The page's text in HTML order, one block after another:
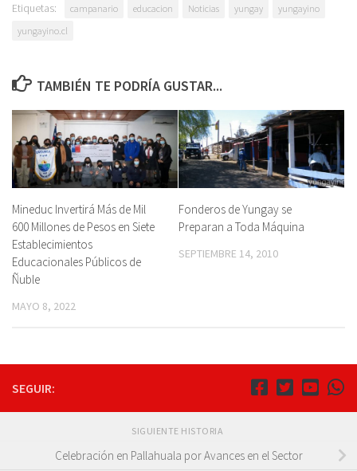
Etiquetas: campanario educacion Noticias yungay
yungayino
yungayino.cl
TAMBIÉN TE PODRÍA GUSTAR...
Mineduc Invertirá Más de Mil
600 Millones de Pesos en Siete
Establecimientos
Educacionales Públicos de
Ñuble
MAYO 8, 2022
Fonderos de Yungay se
Preparan a Toda Máquina
SEPTIEMBRE 14, 2010
SEGUIR:
SIGUIENTE HISTORIA
Celebración en Pallahuala por Avances en el Sector